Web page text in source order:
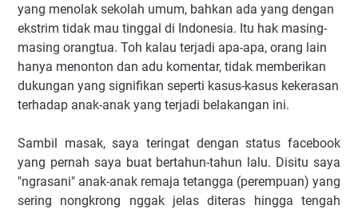
yang menolak sekolah umum, bahkan ada yang dengan
ekstrim tidak mau tinggal di Indonesia. Itu hak masing-
masing orangtua. Toh kalau terjadi apa-apa, orang lain
hanya menonton dan adu komentar, tidak memberikan
dukungan yang signifikan seperti kasus-kasus kekerasan
terhadap anak-anak yang terjadi belakangan ini.
Sambil masak, saya teringat dengan status facebook
yang pernah saya buat bertahun-tahun lalu. Disitu saya
"ngrasani" anak-anak remaja tetangga (perempuan) yang
sering nongkrong nggak jelas diteras hingga tengah